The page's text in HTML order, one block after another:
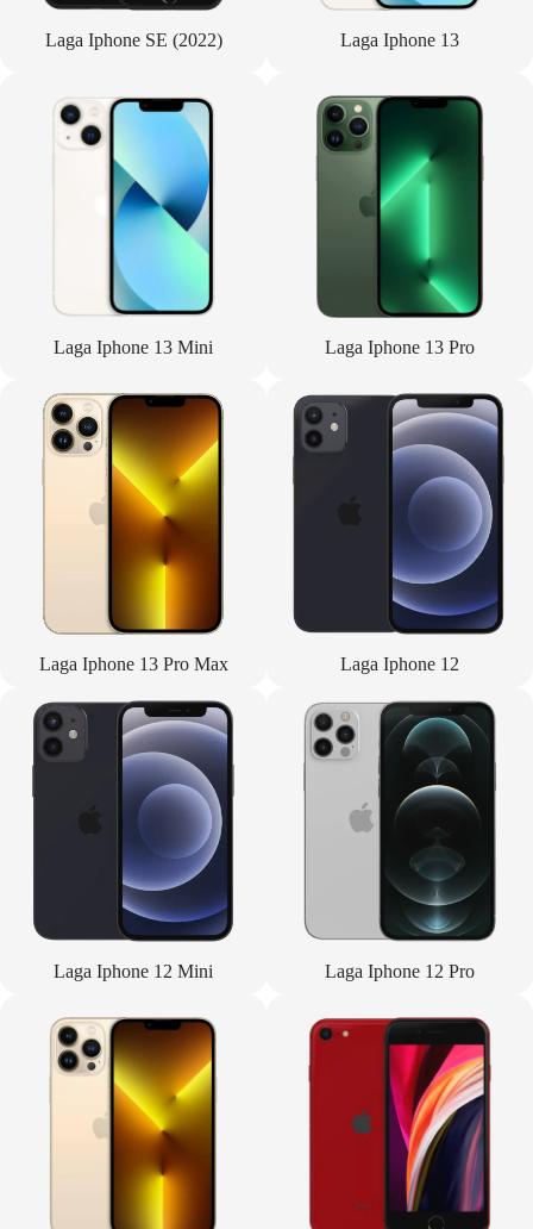
Laga Iphone SE (2022) Laga Iphone 13
Laga Iphone 13 Mini Laga Iphone 13 Pro
Laga Iphone 13 Pro Max Laga Iphone 12
Laga Iphone 12 Mini Laga Iphone 12 Pro